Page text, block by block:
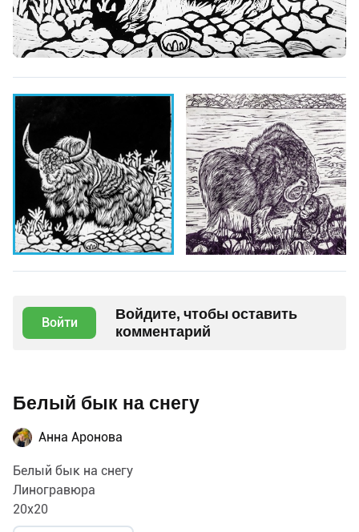
Войти
Войдите, чтобы оставить
комментарий
Белый бык на снегу
Анна Аронова
Белый бык на снегу
Линогравюра
20х20